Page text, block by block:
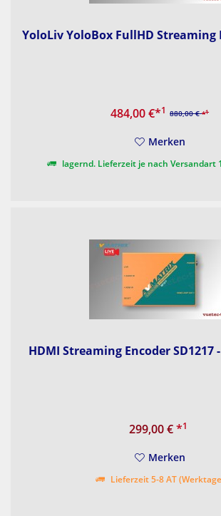
YoloLiv YoloBox FullHD Streaming
880,00 €*1
484,00 €*1
Merken
lagernd. Lieferzeit je nach Versandart
HDMI Streaming Encoder SD1217
299,00 €*1
Merken
Lieferzeit 5-8 AT